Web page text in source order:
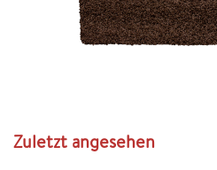
Zuletzt angesehen